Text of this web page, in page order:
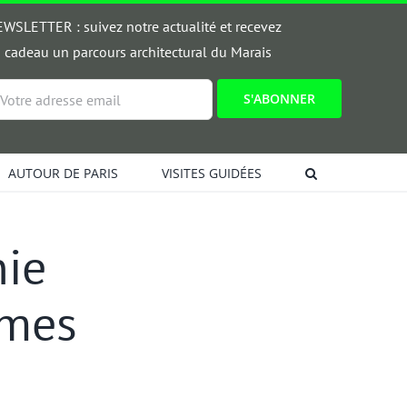
: suivez notre actualité et recevez
cadeau un parcours architectural du Marais
AUTOUR DE PARIS VISITES GUIDÉES